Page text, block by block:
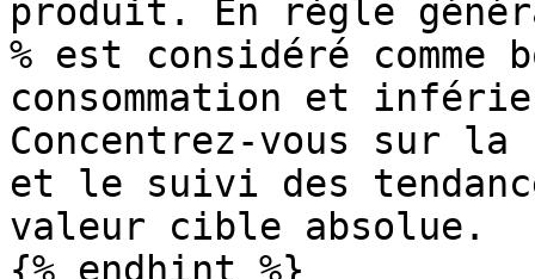
produit. En règle
% est considéré
consommation et
Concentrez-vous sur la
et le suivi des
valeur cible absolue.
{% endhint %}